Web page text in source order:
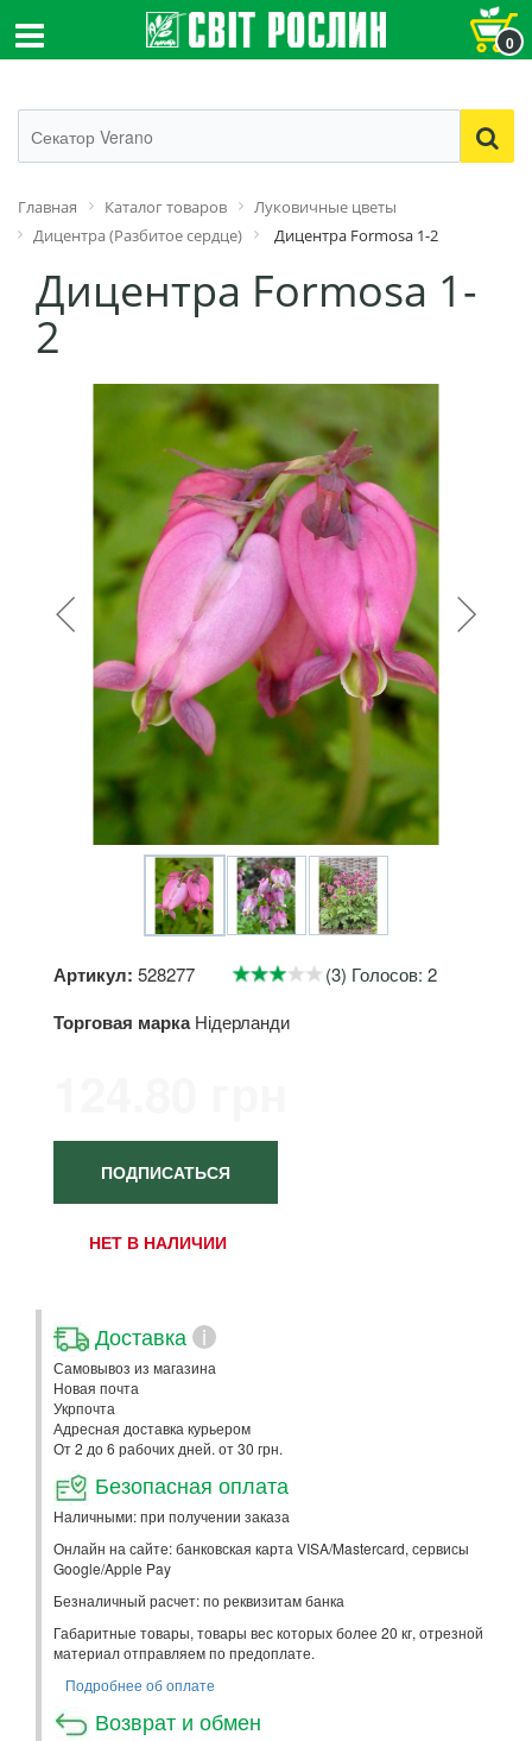
0
Главная Каталог товаров
Луковичные цветы
Дицентра (Разбитое сердце)
Дицентра Formosa 1-2
Дицентра Formosa 1-
2
Артикул: 528277 (3) Голосов: 2
Торговая марка Нідерланди
ПОДПИСАТЬСЯ
НЕТ В НАЛИЧИИ
Доставка i
Самовывоз из магазина
Новая почта
Укрпочта
Адресная доставка курьером
От 2 до 6 рабочих дней. от 30 грн.
Безопасная оплата
Наличными: при получении заказа
Онлайн на сайте: банковская карта VISA/Mastercard, сервисы
Google/Apple Pay
Безналичный расчет: по реквизитам банка
Габаритные товары, товары вес которых более 20 кг, отрезной
материал отправляем по предоплате.
Подробнее об оплате
Возврат и обмен